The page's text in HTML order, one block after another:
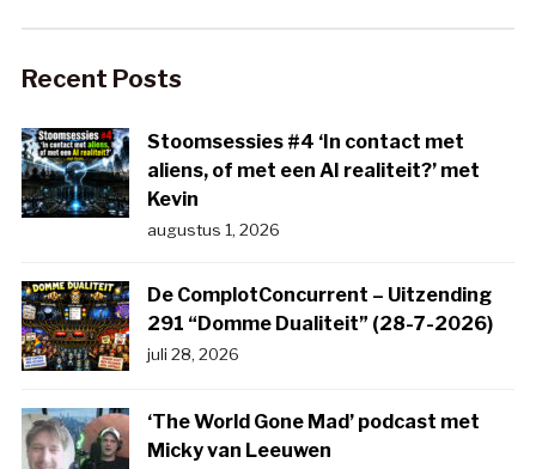
Recent Posts
Stoomsessies #4 ‘In contact met
aliens, of met een AI realiteit?’ met
Kevin
augustus 1, 2026
De ComplotConcurrent – Uitzending
291 “Domme Dualiteit” (28-7-2026)
juli 28, 2026
‘The World Gone Mad’ podcast met
Micky van Leeuwen